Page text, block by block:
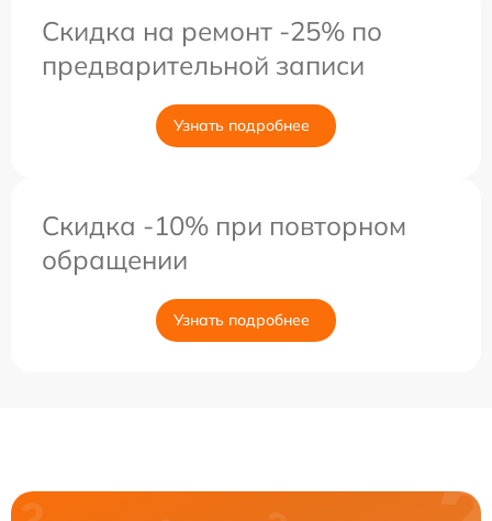
Скидка на ремонт -25% по
предварительной записи
Узнать подробнее
Скидка -10% при повторном
обращении
Узнать подробнее